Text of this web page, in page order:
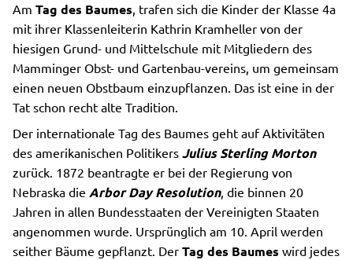
Am Tag des Baumes , trafen sich die Kinder der Klasse 4a
mit ihrer Klassenleiterin Kathrin Kramheller von der
hiesigen Grund- und Mittelschule mit Mitgliedern des
Mamminger Obst- und Gartenbau-vereins, um gemeinsam
einen neuen Obstbaum einzupflanzen. Das ist eine in der
Tat schon recht alte Tradition.
Der internationale Tag des Baumes geht auf Aktivitäten
des amerikanischen Politikers Julius Sterling Morton
zurück. 1872 beantragte er bei der Regierung von
Nebraska die Arbor Day Resolution, die binnen 20
Jahren in allen Bundesstaaten der Vereinigten Staaten
angenommen wurde. Ursprünglich am 10. April werden
seither Bäume gepflanzt. Der Tag des Baumes wird jedes